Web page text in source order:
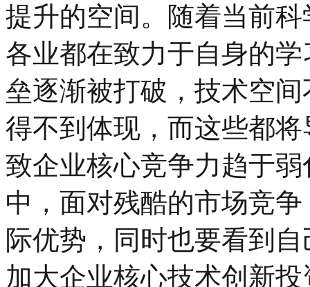
提升的空间。随着当前
各业都在致力于自身的
垒逐渐被打破，技术空
得不到体现，而这些都
致企业核心竞争力趋于
中，面对残酷的市场竞
际优势，同时也要看到
加大企业核心技术创新